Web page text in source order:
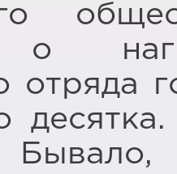
о
отряда